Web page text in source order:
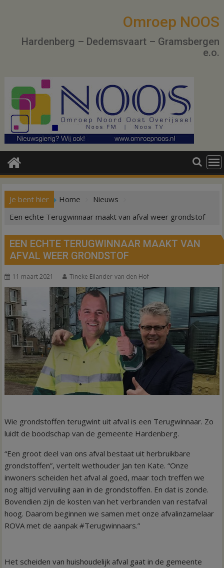
Omroep NOOS
Hardenberg – Dedemsvaart – Gramsbergen
e.o.
Je bent hier Home
Nieuws
Een echte Terugwinnaar maakt van afval weer grondstof
EEN ECHTE TERUGWINNAAR MAAKT VAN
AFVAL WEER GRONDSTOF
11 maart 2021 Tineke Eilander-van den Hof
Wie grondstoffen terugwint uit afval is een Terugwinnaar. Zo
luidt de boodschap van de gemeente Hardenberg.
“Een groot deel van ons afval bestaat uit herbruikbare
grondstoffen”, vertelt wethouder Jan ten Kate. “Onze
inwoners scheiden het afval al goed, maar toch treffen we
nog altijd vervuiling aan in de grondstoffen. En dat is zonde.
Bovendien zijn de kosten van het verbranden van restafval
hoog. Daarom beginnen we samen met onze afvalinzamelaar
ROVA met de aanpak #Terugwinnaars.”
Het scheiden van huishoudelijk afval gaat in de gemeente